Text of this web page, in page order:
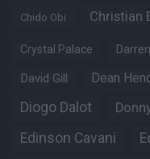
Chido Obi Christian
Crystal Palace
David Gill Dean
Diogo Dalot
Edinson Cavani